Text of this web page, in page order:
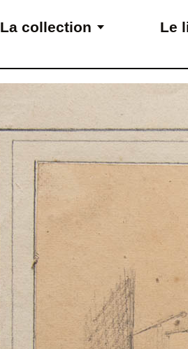
La collection
Le